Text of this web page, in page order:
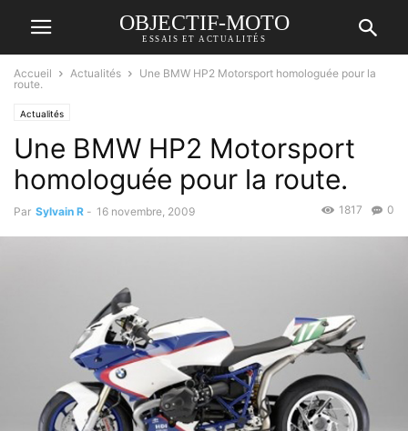
OBJECTIF-MOTO
ESSAIS ET ACTUALITÉS
Accueil Actualités
Une BMW HP2 Motorsport homologuée pour la
route.
Actualités
Une BMW HP2 Motorsport
homologuée pour la route.
Par Sylvain R - 16 novembre, 2009 0
1817